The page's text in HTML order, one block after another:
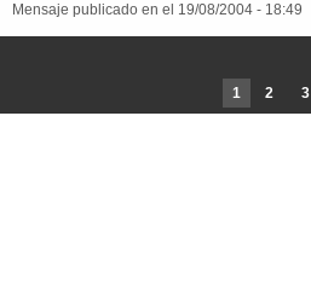
Mensaje publicado en el 19/08/2004 - 18:49
1 2 3